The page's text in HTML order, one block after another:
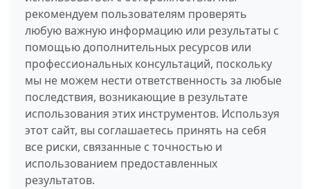
рекомендуем пользователям проверять
любую важную информацию или результаты с
помощью дополнительных ресурсов или
профессиональных консультаций, поскольку
мы не можем нести ответственность за любые
последствия, возникающие в результате
использования этих инструментов. Используя
этот сайт, вы соглашаетесь принять на себя
все риски, связанные с точностью и
использованием предоставленных
результатов.